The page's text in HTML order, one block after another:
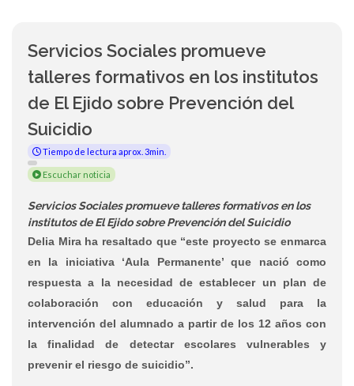
Servicios Sociales promueve
talleres formativos en los institutos
de El Ejido sobre Prevención del
Suicidio
Tiempo de lectura aprox. 3min.
Escuchar noticia
Servicios Sociales promueve talleres formativos en los
institutos de El Ejido sobre Prevención del Suicidio
Delia Mira ha resaltado que “este proyecto se enmarca
en la iniciativa ‘Aula Permanente’ que nació como
respuesta a la necesidad de establecer un plan de
colaboración con educación y salud para la
intervención del alumnado a partir de los 12 años con
la finalidad de detectar escolares vulnerables y
prevenir el riesgo de suicidio”.